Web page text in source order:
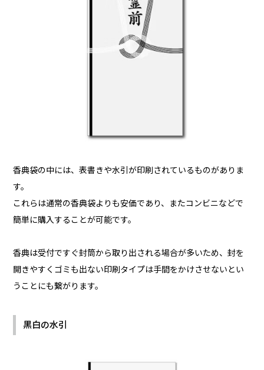
香典袋の中には、表書きや水引が印刷されているものがありま
す。
これらは通常の香典袋よりも安価であり、またコンビニなどで
簡単に購入することが可能です。
香典は受付ですぐ封筒から取り出される場合が多いため、封を
開きやすくゴミも出ない印刷タイプは手間をかけさせないとい
うことにも繋がります。
黒白の水引